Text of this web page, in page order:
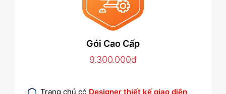
Gói Cao Cấp
9.300.000đ
Trang chủ có Designer thiết kế giao diện